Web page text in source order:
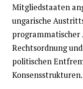
Mitgliedstaaten
ungarische
Rechtsordnung
politischen
Konsensstrukturen.